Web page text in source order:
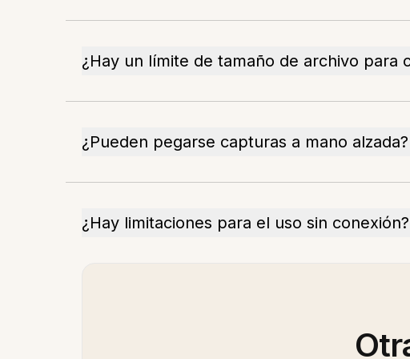
¿Hay un límite de tamaño de archivo para
¿Pueden pegarse capturas a mano alzada?
¿Hay limitaciones para el uso sin conexión?